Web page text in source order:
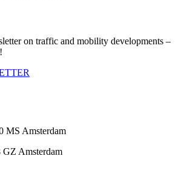
on traffic and mobility developments –
MS Amsterdam
GZ Amsterdam